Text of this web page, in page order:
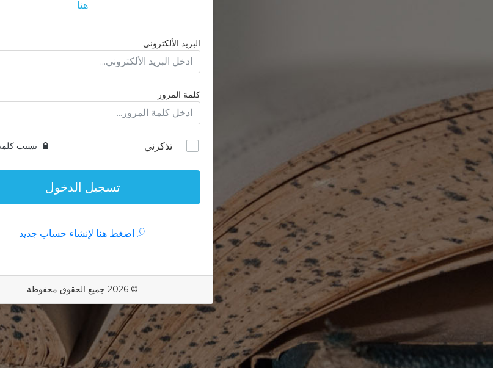
هنا
البريد الألكتروني
كلمة المرور
تذكرني نسيت
تسجيل الدخول
اضغط هنا لإنشاء حساب جديد
© 2026 جميع الحقوق محفوظة